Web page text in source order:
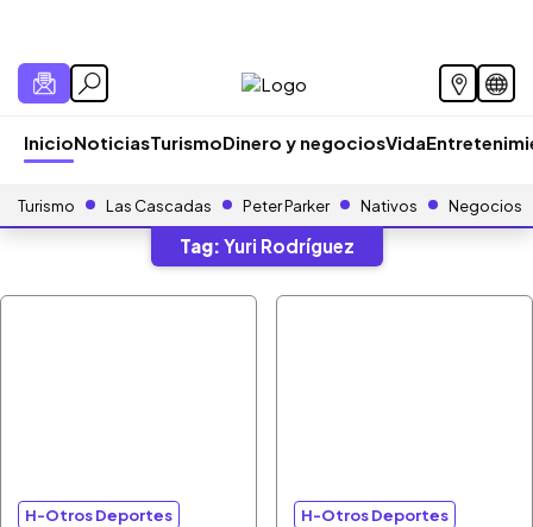
InicioNoticiasTurismoDinero y negociosVida
Turismo Las Cascadas Peter Parker Nativos Negocios
Tag: Yuri Rodríguez
H-Otros Deportes H-Otros Deportes